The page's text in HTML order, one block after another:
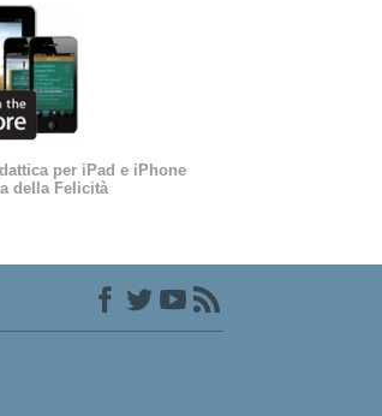
per iPad e iPhone
della Felicità